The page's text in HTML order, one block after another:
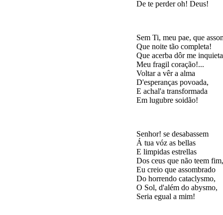
Sem Ti, meu pae, que
Que noite tão completa!
Que acerba dôr me inquieta
Meu fragil coração!...
Voltar a vêr a alma
D'esperanças povoada,
E achal'a transformada
Senhor! se desabassem
Á tua vóz as bellas
E limpidas estrellas
Dos ceus que não teem fim,
Eu creio que assombrado
Do horrendo cataclysmo,
O Sol, d'além do abysmo,